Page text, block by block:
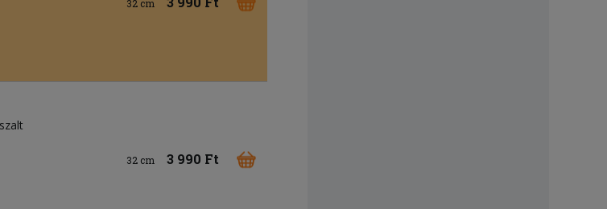
32 cm
32 cm 3 990 Ft